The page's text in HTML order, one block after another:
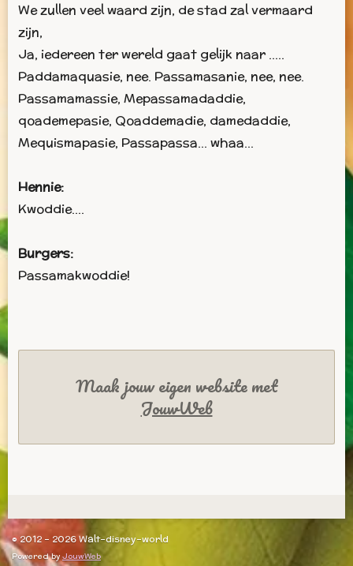
We zullen veel waard zijn, de stad zal vermaard
zijn,
Ja, iedereen ter wereld gaat gelijk naar .....
Paddamaquasie, nee. Passamasanie, nee, nee.
Passamamassie, Mepassamadaddie,
qoademepasie, Qoaddemadie, damedaddie,
Mequismapasie, Passapassa… whaa…
Hennie:
Kwoddie….
Burgers:
Passamakwoddie!
Maak jouw eigen website met
JouwWeb
© 2012 - 2026 Walt-disney-world
Powered by JouwWeb